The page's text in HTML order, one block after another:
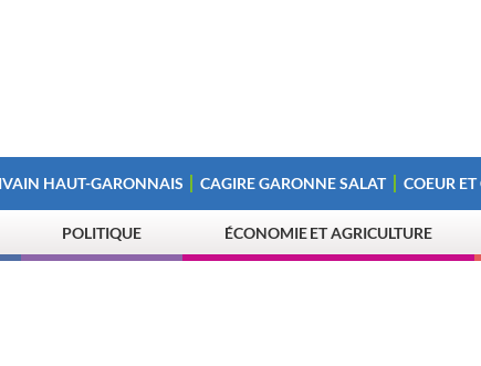
HAUT-GARONNAIS CAGIRE GARONNE SALAT COEUR
POLITIQUE ÉCONOMIE ET AGRICULTURE